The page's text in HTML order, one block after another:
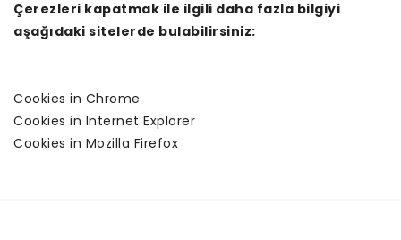
Çerezleri kapatmak ile ilgili daha fazla bilgiyi
aşağıdaki sitelerde bulabilirsiniz:
Cookies in Chrome
Cookies in Internet Explorer
Cookies in Mozilla Firefox